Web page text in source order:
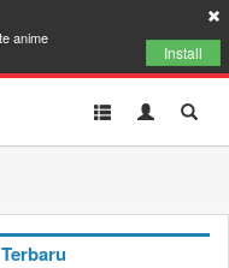
anime
Install
Toggle
Toggle